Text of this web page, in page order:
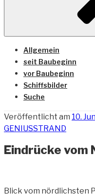
Allgemein
seit Baubeginn
vor Baubeginn
Schiffsbilder
Suche
Veröffentlicht am 10.
GENIUSSTRAND
Eindrücke vom
Blick vom nördlichsten